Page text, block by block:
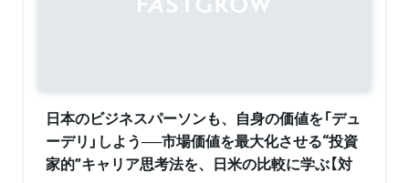
日本のビジネスパーソンも、自身の価値を「デュ
ーデリ」しよう──市場価値を最大化させる“投資
家的”キャリア思考法を、日米の比較に学ぶ【対